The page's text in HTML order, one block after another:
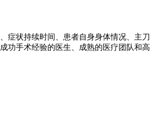
状持续时间、患者自身身体情况、主刀
功手术经验的医生、成熟的医疗团队和高